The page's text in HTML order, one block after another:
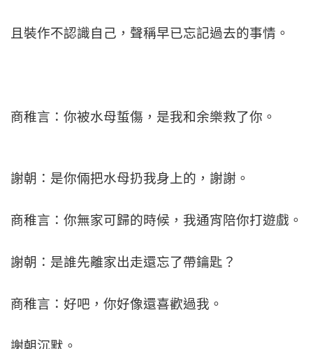
且裝作不認識自己，聲稱早已忘記過去的事情。
商稚言：你被水母蜇傷，是我和余樂救了你。
謝朝：是你倆把水母扔我身上的，謝謝。
商稚言：你無家可歸的時候，我通宵陪你打遊戲。
謝朝：是誰先離家出走還忘了帶鑰匙？
商稚言：好吧，你好像還喜歡過我。